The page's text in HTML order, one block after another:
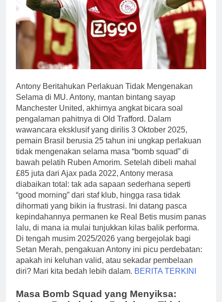
Antony Beritahukan Perlakuan Tidak Mengenakan
Selama di MU. Antony, mantan bintang sayap
Manchester United, akhirnya angkat bicara soal
pengalaman pahitnya di Old Trafford. Dalam
wawancara eksklusif yang dirilis 3 Oktober 2025,
pemain Brasil berusia 25 tahun ini ungkap perlakuan
tidak mengenakan selama masa “bomb squad” di
bawah pelatih Ruben Amorim. Setelah dibeli mahal
£85 juta dari Ajax pada 2022, Antony merasa
diabaikan total: tak ada sapaan sederhana seperti
“good morning” dari staf klub, hingga rasa tidak
dihormati yang bikin ia frustrasi. Ini datang pasca
kepindahannya permanen ke Real Betis musim panas
lalu, di mana ia mulai tunjukkan kilas balik performa.
Di tengah musim 2025/2026 yang bergejolak bagi
Setan Merah, pengakuan Antony ini picu perdebatan:
apakah ini keluhan valid, atau sekadar pembelaan
diri? Mari kita bedah lebih dalam. BERITA TERKINI
Masa Bomb Squad yang Menyiksa: